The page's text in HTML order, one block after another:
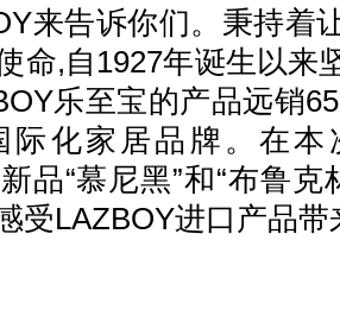
来告诉你们。秉持着
命,自1927年诞生以来
乐至宝的产品远销
际化家居品牌。在本
品“慕尼黑”和“布鲁克
受LAZBOY进口产品